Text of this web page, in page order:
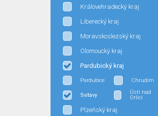
Královehradecký kraj
Liberecký kraj
Moravskoslezský kraj
Olomoucký kraj
Pardubický kraj
Pardubice Chrudim
Svitavy
Ústí nad
Orlicí
Plzeňský kraj